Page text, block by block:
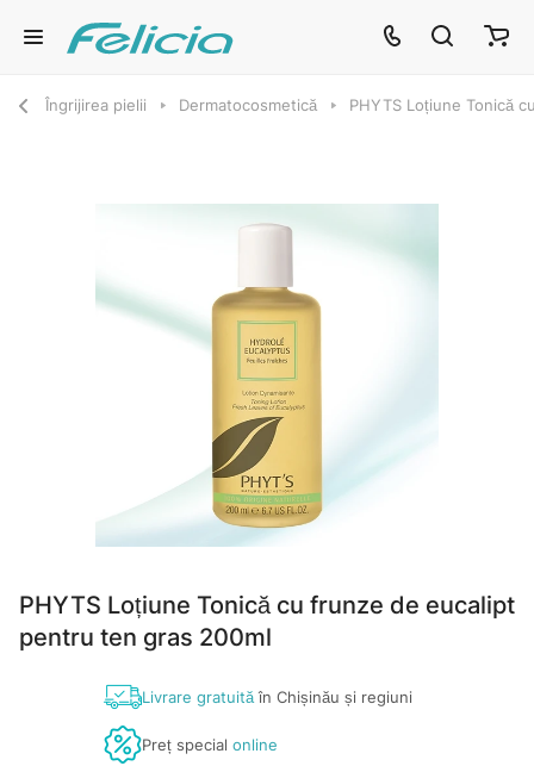
Îngrijirea pielii Dermatocosmetică PHYTS Loțiune Tonică
PHYTS Loțiune Tonică cu frunze de eucalipt
pentru ten gras 200ml
Livrare gratuităîn Chișinău și regiuni
Preț special online